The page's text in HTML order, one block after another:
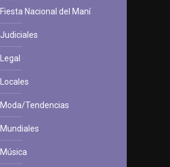
Fiesta Nacional del Maní
Judiciales
Legal
Locales
Moda/Tendencias
Mundiales
Música